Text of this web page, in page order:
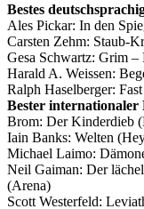
Bestes
Ales Pickar: In den
Carsten Zehm: Staub-
Gesa Schwartz: Grim –
Harald A. Weissen:
Ralph Haselberger:
Bester internationaler
Brom: Der Kinderdieb
Iain Banks: Welten
Michael Laimo:
Neil Gaiman: Der
(Arena)
Scott Westerfeld: